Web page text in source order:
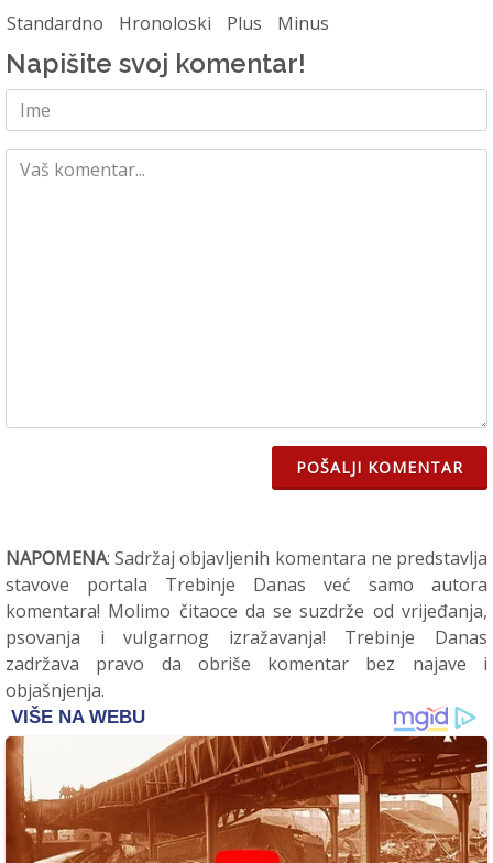
Standardno Hronoloski Plus Minus
Napišite svoj komentar!
POŠALJI KOMENTAR
NAPOMENA: Sadržaj objavljenih komentara ne predstavlja
stavove portala Trebinje Danas već samo autora
komentara! Molimo čitaoce da se suzdrže od vrijeđanja,
psovanja i vulgarnog izražavanja! Trebinje Danas
zadržava pravo da obriše komentar bez najave i
objašnjenja.